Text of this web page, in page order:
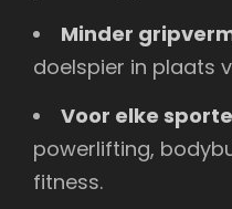
Minder
doelspier in plaats
Voor elke
powerlifting,
fitness.